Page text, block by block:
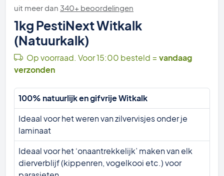
uit meer dan 340+ beoordelingen
1kg PestiNext Witkalk
(Natuurkalk)
Op voorraad. Voor 15:00 besteld = vandaag
verzonden
100% natuurlijk en gifvrije Witkalk
Ideaal voor het weren van zilvervisjes onder je
laminaat
Ideaal voor het ‘onaantrekkelijk’ maken van elk
dierverblijf (kippenren, vogelkooi etc.) voor